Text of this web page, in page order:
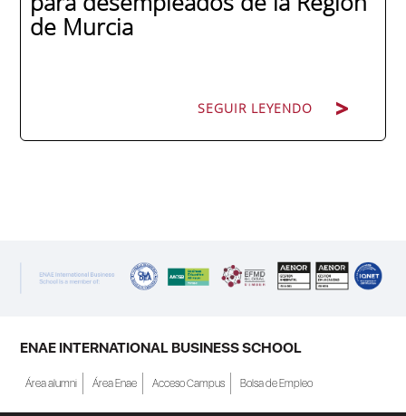
de Murcia
SEGUIR LEYENDO
a Crecer". El programa está dirigido a
personas inscritas como demandantes de
becas de estudio parciales (50%), además
de al menos una beca...
ENAE INTERNATIONAL BUSINESS SCHOOL
Área alumni Área Enae Acceso Campus Bolsa de Empleo